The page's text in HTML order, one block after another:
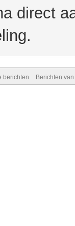
direct
berichten Berichten